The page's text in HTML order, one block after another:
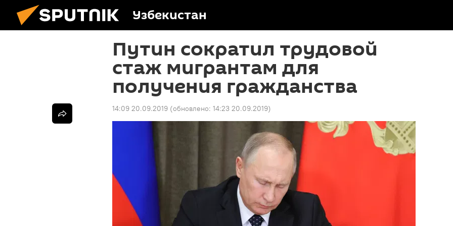
Узбекистан
Путин сократил трудовой
стаж мигрантам для
получения гражданства
14:09 20.09.2019 (обновлено: 14:23 20.09.2019)